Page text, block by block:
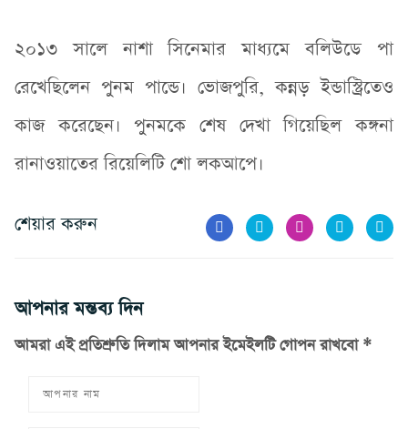
২০১৩ সালে নাশা সিনেমার মাধ্যমে বলিউডে পা
রেখেছিলেন পুনম পান্ডে। ভোজপুরি, কন্নড় ইন্ডাস্ট্রিতেও
কাজ করেছেন। পুনমকে শেষ দেখা গিয়েছিল কঙ্গনা
রানাওয়াতের রিয়েলিটি শো লকআপে।
শেয়ার করুন
আপনার মন্তব্য দিন
আমরা এই প্রতিশ্রুতি দিলাম আপনার ইমেইলটি গোপন রাখবো *